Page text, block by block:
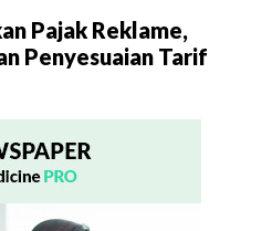
Pajak Reklame,
Penyesuaian Tarif